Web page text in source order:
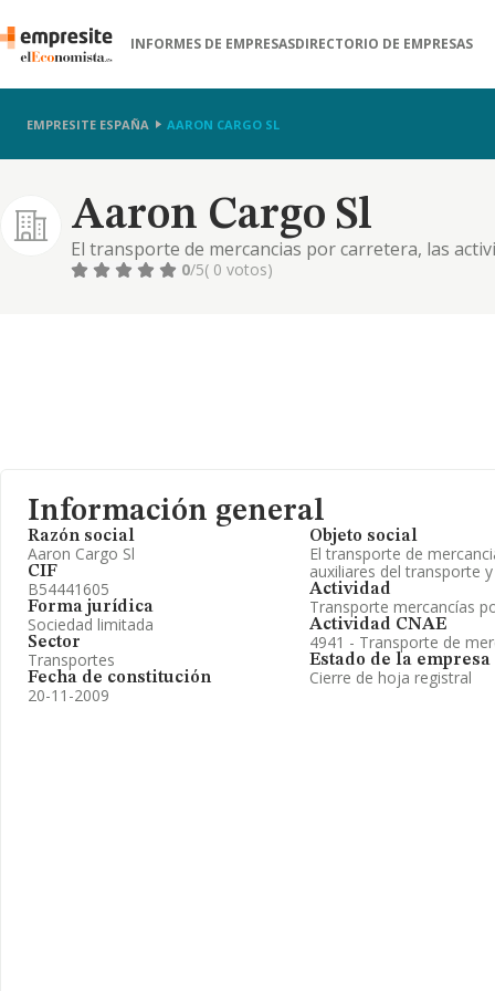
INFORMES DE EMPRESASDIRECTORIO DE EMPRESAS
EMPRESITE ESPAÑA AARON CARGO SL
Aaron Cargo Sl
El transporte de mercancias por carretera, las
transporte.
0/5( 0 votos)
Información general
Razón social
Aaron Cargo Sl
CIF
B54441605
Forma jurídica
Sociedad limitada
Sector
Transportes
Fecha de constitución
20-11-2009
Objeto social
El transporte de
auxiliares del transporte
Actividad
Transporte mercancías
Actividad CNAE
4941 - Transporte de
Estado de la empresa
Cierre de hoja registral